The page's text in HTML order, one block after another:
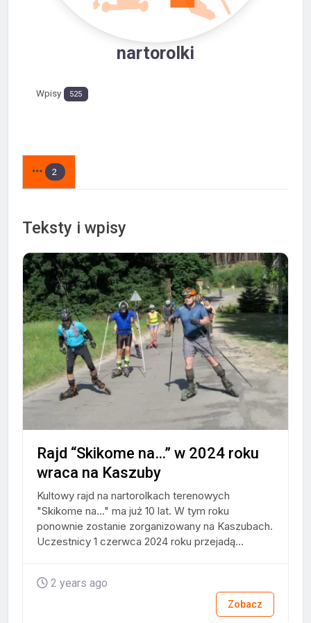
nartorolki
Wpisy 525
2
Teksty i wpisy
Rajd “Skikome na…” w 2024 roku
wraca na Kaszuby
Kultowy rajd na nartorolkach terenowych
"Skikome na..." ma już 10 lat. W tym roku
ponownie zostanie zorganizowany na Kaszubach.
Uczestnicy 1 czerwca 2024 roku przejadą...
2 years ago
Zobacz